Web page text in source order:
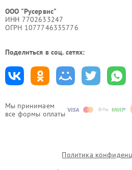
Мы принимаем
все формы оплаты
ООО "Русервис"
ИНН 7702633247
ОГРН 1077746335776
Поделиться в соц. сетях:
Политика